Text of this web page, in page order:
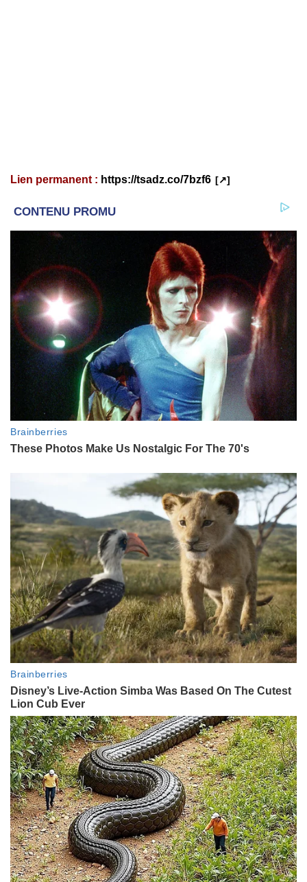
Lien permanent : https://tsadz.co/7bzf6